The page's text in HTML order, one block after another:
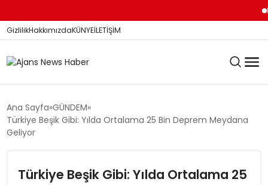
GizlilikHakkımızdaKÜNYEİLETİŞİM
KÖŞE YAZILARI
SİYASET
Ana Sayfa GÜNDEM
Türkiye Beşik Gibi: Yılda Ortalama 25 Bin Deprem Meydana
Geliyor
Türkiye Beşik Gibi: Yılda Ortalama 25